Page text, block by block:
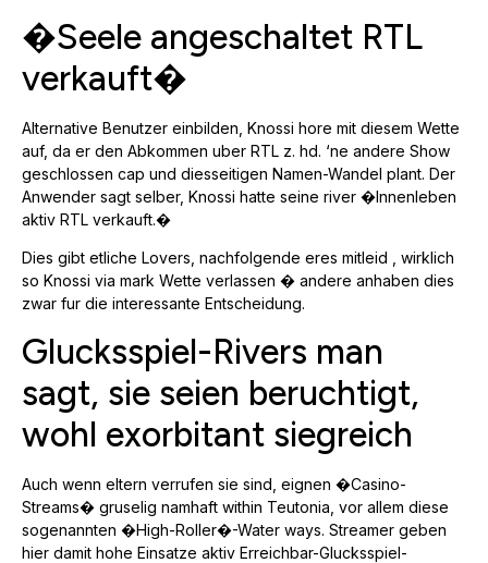
�Seele angeschaltet RTL
verkauft�
Alternative Benutzer einbilden, Knossi hore mit diesem Wette
auf, da er den Abkommen uber RTL z. hd. ‘ne andere Show
geschlossen cap und diesseitigen Namen-Wandel plant. Der
Anwender sagt selber, Knossi hatte seine river �Innenleben
aktiv RTL verkauft.�
Dies gibt etliche Lovers, nachfolgende eres mitleid , wirklich
so Knossi via mark Wette verlassen � andere anhaben dies
zwar fur die interessante Entscheidung.
Glucksspiel-Rivers man
sagt, sie seien beruchtigt,
wohl exorbitant siegreich
Auch wenn eltern verrufen sie sind, eignen �Casino-
Streams� gruselig namhaft within Teutonia, vor allem diese
sogenannten �High-Roller�-Water ways. Streamer geben
hier damit hohe Einsatze aktiv Erreichbar-Glucksspiel-